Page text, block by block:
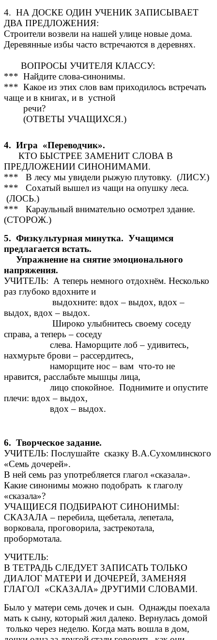
4. НА ДОСКЕ ОДИН УЧЕНИК ЗАПИСЫВАЕТ
ДВА ПРЕДЛОЖЕНИЯ:
Строители возвели на нашей улице новые дома.
Деревянные избы часто встречаются в деревнях.
ВОПРОСЫ УЧИТЕЛЯ КЛАССУ:
*** Найдите слова-синонимы.
*** Какое из этих слов вам приходилось встречать
чаще и в книгах, и в устной
речи?
(ОТВЕТЫ УЧАЩИХСЯ.)
4. Игра «Переводчик».
КТО БЫСТРЕЕ ЗАМЕНИТ СЛОВА В
ПРЕДЛОЖЕНИИ СИНОНИМАМИ.
*** В лесу мы увидели рыжую плутовку. (ЛИСУ.)
*** Сохатый вышел из чащи на опушку леса.
(ЛОСЬ.)
*** Караульный внимательно осмотрел здание.
(СТОРОЖ.)
5. Физкультурная минутка. Учащимся
предлагается встать.
Упражнение на снятие эмоционального
напряжения.
УЧИТЕЛЬ: А теперь немного отдохнём. Несколько
раз глубоко вдохните и
выдохните: вдох – выдох, вдох –
выдох, вдох – выдох.
Широко улыбнитесь своему соседу
справа, а теперь – соседу
слева. Наморщите лоб – удивитесь,
нахмурьте брови – рассердитесь,
наморщите нос – вам что-то не
нравится, расслабьте мышцы лица,
лицо спокойное. Поднимите и опустите
плечи: вдох – выдох,
вдох – выдох.
6. Творческое задание.
УЧИТЕЛЬ: Послушайте сказку В.А.Сухомлинского
«Семь дочерей».
В ней семь раз употребляется глагол «сказала».
Какие синонимы можно подобрать к глаголу
«сказала»?
УЧАЩИЕСЯ ПОДБИРАЮТ СИНОНИМЫ:
СКАЗАЛА – перебила, щебетала, лепетала,
ворковала, проговорила, застрекотала,
пробормотала.
УЧИТЕЛЬ:
В ТЕТРАДЬ СЛЕДУЕТ ЗАПИСАТЬ ТОЛЬКО
ДИАЛОГ МАТЕРИ И ДОЧЕРЕЙ, ЗАМЕНЯЯ
ГЛАГОЛ «СКАЗАЛА» ДРУГИМИ СЛОВАМИ.
Было у матери семь дочек и сын. Однажды поехала
мать к сыну, который жил далеко. Вернулась домой
только через неделю. Когда мать вошла в дом,